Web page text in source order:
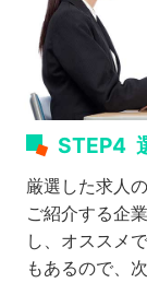
STEP4
厳選した求人
ご紹介する企
し、オススメ
もあるので、